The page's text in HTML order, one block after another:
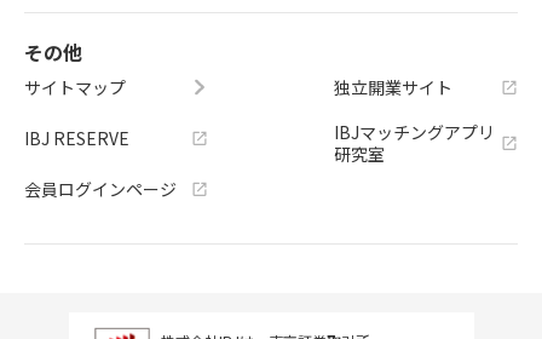
その他
サイトマップ
IBJ RESERVE
会員ログインページ
独立開業サイト
IBJマッチングアプリ
研究室